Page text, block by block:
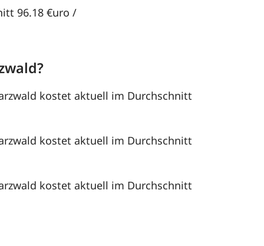
96.18 €uro /
kostet aktuell im Durchschnitt
kostet aktuell im Durchschnitt
kostet aktuell im Durchschnitt